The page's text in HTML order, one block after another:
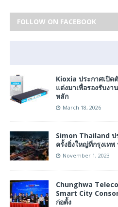
FOLLOW ON FACEBOOK
Kioxia ประกาศเปิด
แต่งมาเพื่อรองรับง
หลัก
March 18, 2026
Simon Thailand ป
ครั้งยิ่งใหญ่ที่กรุงเทพ
November 1, 2023
Chunghwa
Smart City
ก่อตั้ง